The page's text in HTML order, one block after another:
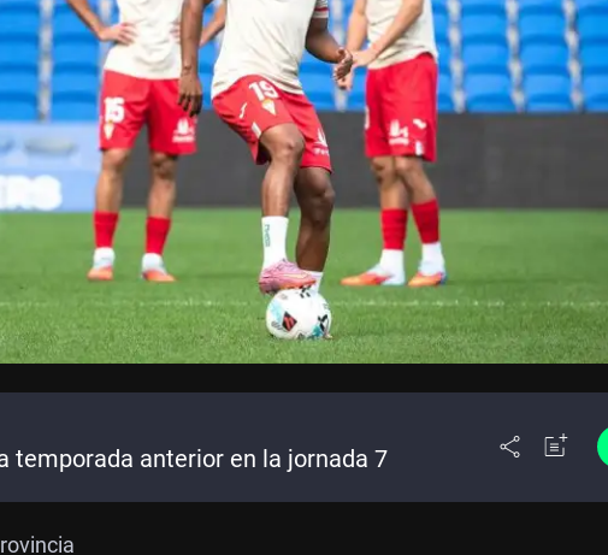
temporada anterior en la jornada 7